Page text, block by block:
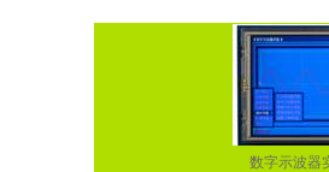
数字示波器